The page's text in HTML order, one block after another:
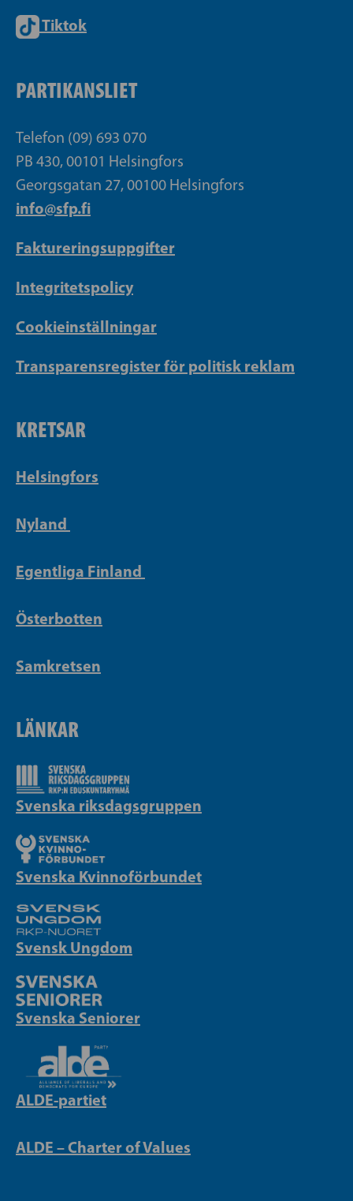
Tiktok
PARTIKANSLIET
Telefon (09) 693 070
PB 430, 00101 Helsingfors
Georgsgatan 27, 00100 Helsingfors
info@sfp.fi
Faktureringsuppgifter
Integritetspolicy
Cookieinställningar
Transparensregister för politisk reklam
KRETSAR
Helsingfors
Nyland
Egentliga Finland
Österbotten
Samkretsen
LÄNKAR
Svenska riksdagsgruppen
Svenska Kvinnoförbundet
Svensk Ungdom
Svenska Seniorer
ALDE-partiet
ALDE – Charter of Values